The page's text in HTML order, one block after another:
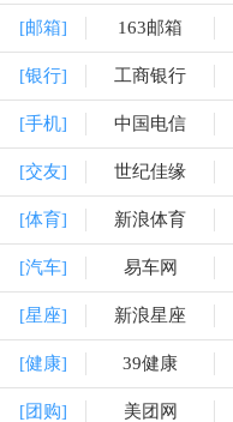
[邮箱] 163邮箱
[银行] 工商银行
[手机] 中国电信
[交友] 世纪佳缘
[体育] 新浪体育
[汽车] 易车网
[星座] 新浪星座
[健康] 39健康
[团购] 美团网